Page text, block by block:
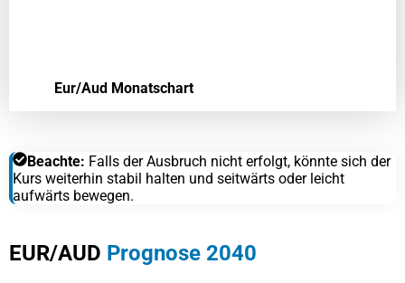
Eur/Aud Monatschart
Beachte: Falls der Ausbruch nicht erfolgt, könnte sich der
Kurs weiterhin stabil halten und seitwärts oder leicht
aufwärts bewegen.
EUR/AUD Prognose 2040